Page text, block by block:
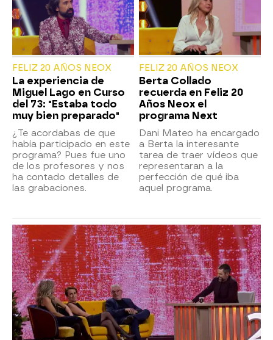
FELIZ 20 AÑOS NEOX
La experiencia de
Miguel Lago en Curso
del 73: "Estaba todo
muy bien preparado"
¿Te acordabas de que
había participado en este
programa? Pues fue uno
de los profesores y nos
ha contado detalles de
las grabaciones.
FELIZ 20 AÑOS NEOX
Berta Collado
recuerda en Feliz 20
Años Neox el
programa Next
Dani Mateo ha encargado
a Berta la interesante
tarea de traer vídeos que
representaran a la
perfección de qué iba
aquel programa.